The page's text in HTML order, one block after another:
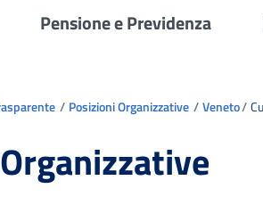
Pensione e Previdenza
Posizioni Organizzative Veneto